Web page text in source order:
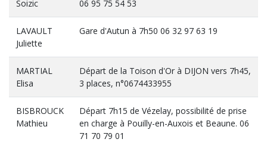
Soizic
06 95 75 54 53
LAVAULT
Juliette
Gare d'Autun à 7h50 06 32 97 63 19
MARTIAL
Elisa
Départ de la Toison d'Or à DIJON vers 7h45,
3 places, n°0674433955
BISBROUCK
Mathieu
Départ 7h15 de Vézelay, possibilité de prise
en charge à Pouilly-en-Auxois et Beaune. 06
71 70 79 01